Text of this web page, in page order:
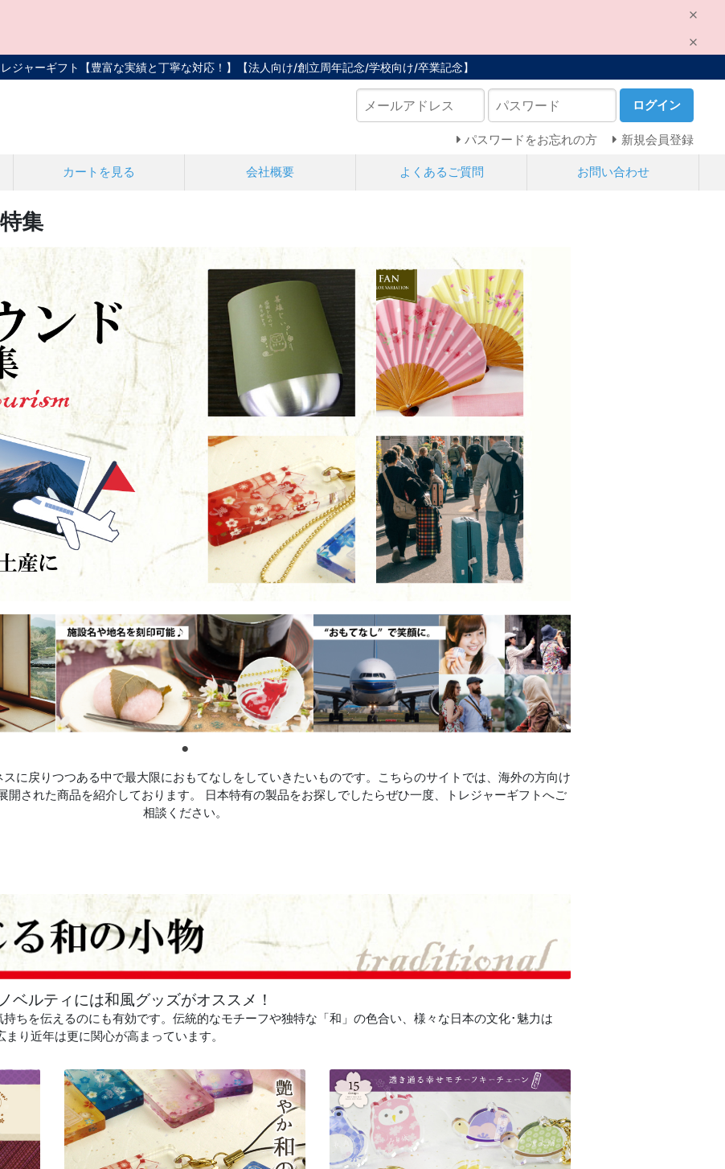
ジャーギフト【豊富な実績と丁寧な対応！】 【法人向け/創立周年記念/学校向け/卒業記念】
ログイン
パスワードをお忘れの方 新規会員登録
カートを見る 会社概要 よくあるご質問 お問い合わせ
集
に戻りつつある中で最大限におもてなしをしていきたいものです。こちらのサイトでは、海外の方向け
開された商品を紹介しております。 日本特有の製品をお探しでしたらぜひ一度、トレジャーギフトへご
相談ください。
ベルティには和風グッズがオススメ！
ちを伝えるのにも有効です。伝統的なモチーフや独特な「和」の色合い、様々な日本の文化･魅力は
り近年は更に関心が高まっています。